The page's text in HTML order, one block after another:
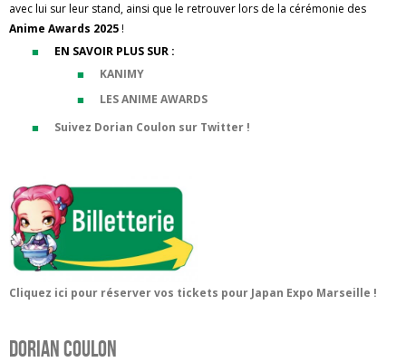
avec lui sur leur stand, ainsi que le retrouver lors de la cérémonie des
Anime Awards 2025!
EN SAVOIR PLUS SUR :
KANIMY
LES ANIME AWARDS
Suivez Dorian Coulon sur Twitter !
Cliquez ici pour réserver vos tickets pour Japan Expo Marseille !
Dorian Coulon